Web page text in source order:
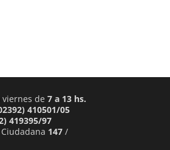
de 7 a 13 hs.
410501/05
419395/97
147/